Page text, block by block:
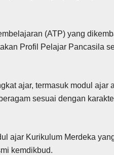
(ATP) yang
Profil Pelajar Pancasila
ajar, termasuk modul ajar
sesuai dengan
ajar Kurikulum Merdeka
kemdikbud.